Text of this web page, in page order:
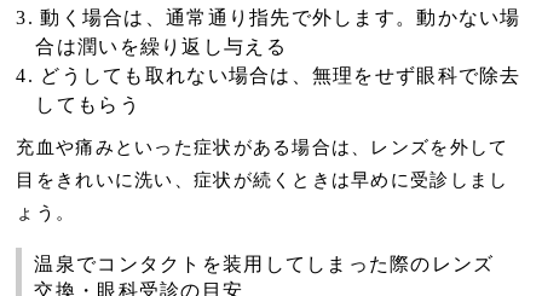
動く場合は、通常通り指先で外します。動かない場
合は潤いを繰り返し与える
どうしても取れない場合は、無理をせず眼科で除去
してもらう
充血や痛みといった症状がある場合は、レンズを外して
目をきれいに洗い、症状が続くときは早めに受診しまし
ょう。
温泉でコンタクトを装用してしまった際のレンズ
交換・眼科受診の目安